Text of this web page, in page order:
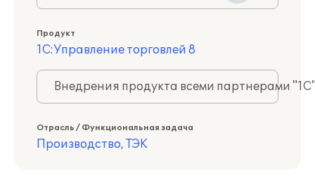
Продукт
1С:Управление торговлей 8
Внедрения продукта всеми партнерами
Отрасль / Функциональная задача
Производство, ТЭК